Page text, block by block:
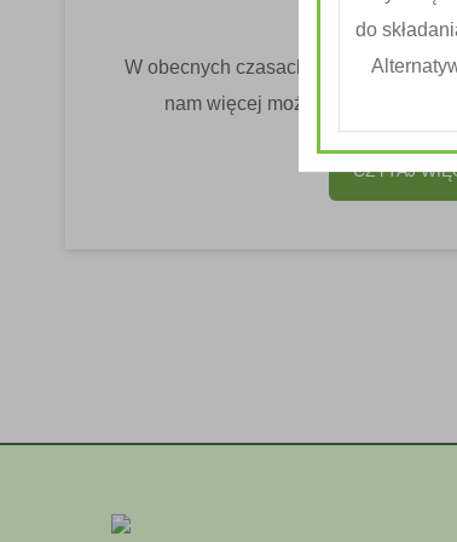
Przepisy
W obecnych czasach większość z
nam więcej możliwości na
CZYTAJ
do